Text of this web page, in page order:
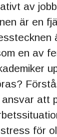
av
är en
en av
att
för